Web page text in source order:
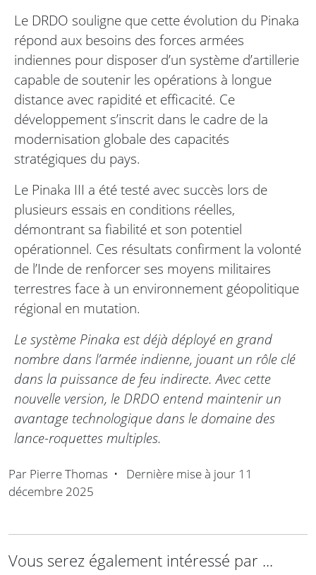
Le DRDO souligne que cette évolution du Pinaka
répond aux besoins des forces armées
indiennes pour disposer d’un système d’artillerie
capable de soutenir les opérations à longue
distance avec rapidité et efficacité. Ce
développement s’inscrit dans le cadre de la
modernisation globale des capacités
stratégiques du pays.
Le Pinaka III a été testé avec succès lors de
plusieurs essais en conditions réelles,
démontrant sa fiabilité et son potentiel
opérationnel. Ces résultats confirment la volonté
de l’Inde de renforcer ses moyens militaires
terrestres face à un environnement géopolitique
régional en mutation.
Le système Pinaka est déjà déployé en grand
nombre dans l’armée indienne, jouant un rôle clé
dans la puissance de feu indirecte. Avec cette
nouvelle version, le DRDO entend maintenir un
avantage technologique dans le domaine des
lance-roquettes multiples.
Par Pierre Thomas • Dernière mise à jour 11
décembre 2025
Vous serez également intéressé par ...